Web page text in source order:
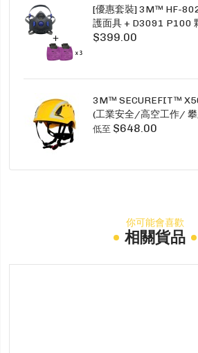
[優惠套裝] 3M™ HF-
護面具 + D3091 P100
SECURE CLICK HF-
$399.00
3M™ SECUREFIT™
(工業安全/高空工作/ 攀
低至 $648.00
你可能會喜歡
相關貨品